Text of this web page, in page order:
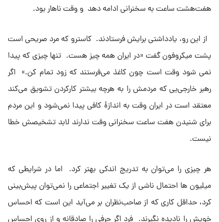
هفت‌هشت ساعت به سخنرانى ادامه دهد و وقت ناهار بود.
از این رو، یادداشتى برایش فرستادند. کاسترو که مرد صریحى است
پشت میکروفون گفت «در ایران همه چیز هست. تنها چیزى که پیدا
نمى شود وقت است چون کاغذ مى‌فرستند که زود تمام کن.» اگر
رهبر خارجى‌یی که مردمش را به هرچه بیشتر کارکردن تشویق مى‌کند
معتقد است در ایران وقت به اندازهٔ کافی پیدا نمى‌شود و این مردم
براى شنیدن هفت ساعت سخنرانى وقت ندارند لابد تشخیصش خطا
نیست.
هر چیزى را مى‌توان به تدریج اندکى بهتر کرد. اما در شرایطى که
میلیون ها احتمال ناشى از یک تغییر اجتماعى را نمى‌توان پیش‌بینى
کرد، حداقل کارى که از صاحب‌نظران بر مى‌آید این است که احساس
خویش را نادیده نگیرند. فرد اگر حرفى را صادقانه و از روى احساس